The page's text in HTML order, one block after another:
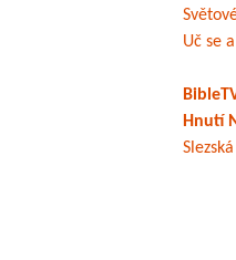
Uč se
Hnutí